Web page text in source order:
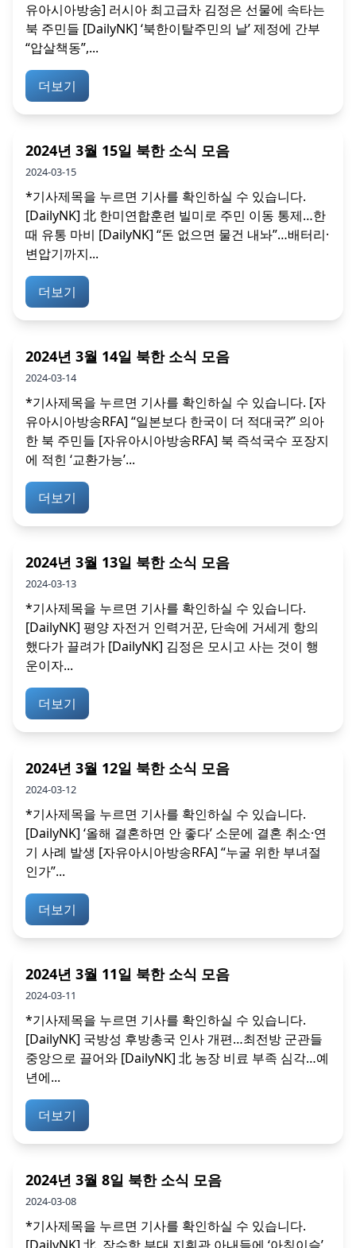
유아시아방송] 러시아 최고급차 김정은 선물에 속타는
북 주민들 [DailyNK] ‘북한이탈주민의 날’ 제정에 간부
“압살책동”,...
더보기
2024년 3월 15일 북한 소식 모음
2024-03-15
*기사제목을 누르면 기사를 확인하실 수 있습니다.
[DailyNK] 北 한미연합훈련 빌미로 주민 이동 통제…한
때 유통 마비 [DailyNK] “돈 없으면 물건 내놔”…배터리·
변압기까지...
더보기
2024년 3월 14일 북한 소식 모음
2024-03-14
*기사제목을 누르면 기사를 확인하실 수 있습니다. [자
유아시아방송RFA] “일본보다 한국이 더 적대국?” 의아
한 북 주민들 [자유아시아방송RFA] 북 즉석국수 포장지
에 적힌 ‘교환가능’...
더보기
2024년 3월 13일 북한 소식 모음
2024-03-13
*기사제목을 누르면 기사를 확인하실 수 있습니다.
[DailyNK] 평양 자전거 인력거꾼, 단속에 거세게 항의
했다가 끌려가 [DailyNK] 김정은 모시고 사는 것이 행
운이자...
더보기
2024년 3월 12일 북한 소식 모음
2024-03-12
*기사제목을 누르면 기사를 확인하실 수 있습니다.
[DailyNK] ‘올해 결혼하면 안 좋다’ 소문에 결혼 취소·연
기 사례 발생 [자유아시아방송RFA] “누굴 위한 부녀절
인가”...
더보기
2024년 3월 11일 북한 소식 모음
2024-03-11
*기사제목을 누르면 기사를 확인하실 수 있습니다.
[DailyNK] 국방성 후방총국 인사 개편…최전방 군관들
중앙으로 끌어와 [DailyNK] 北 농장 비료 부족 심각…예
년에...
더보기
2024년 3월 8일 북한 소식 모음
2024-03-08
*기사제목을 누르면 기사를 확인하실 수 있습니다.